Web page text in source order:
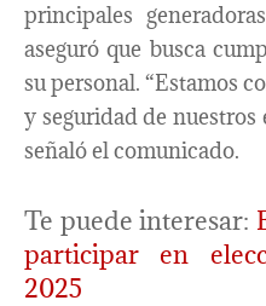
principales
aseguró que busca
su personal. “Estamos
y seguridad de nuestros
señaló el comunicado.
Te puede interesar:
participar en
2025